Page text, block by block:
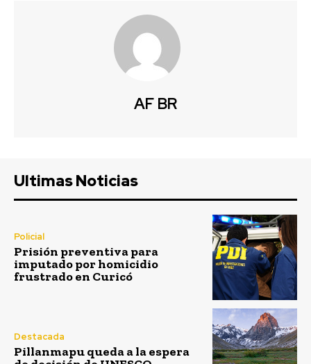
AF BR
Ultimas Noticias
Policial
Prisión preventiva para
imputado por homicidio
frustrado en Curicó
Destacada
Pillanmapu queda a la espera